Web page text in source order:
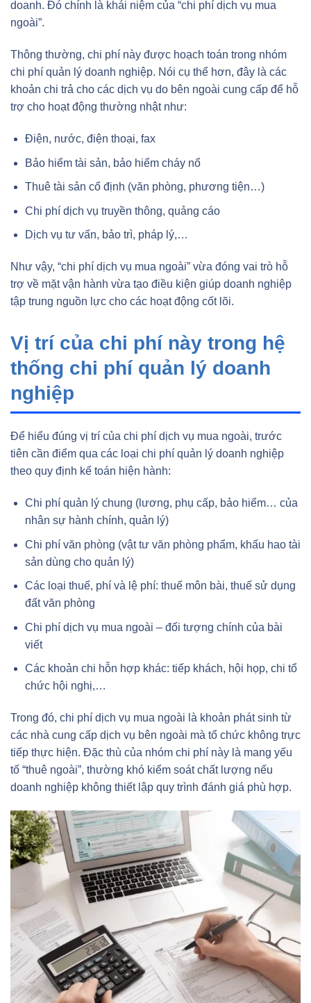
doanh. Đó chính là khái niệm của “chi phí dịch vụ mua
ngoài”.
Thông thường, chi phí này được hoạch toán trong nhóm
chi phí quản lý doanh nghiệp. Nói cụ thể hơn, đây là các
khoản chi trả cho các dịch vụ do bên ngoài cung cấp để hỗ
trợ cho hoạt động thường nhật như:
Điện, nước, điện thoại, fax
Bảo hiểm tài sản, bảo hiểm cháy nổ
Thuê tài sản cố định (văn phòng, phương tiện…)
Chi phí dịch vụ truyền thông, quảng cáo
Dịch vụ tư vấn, bảo trì, pháp lý,…
Như vậy, “chi phí dịch vụ mua ngoài” vừa đóng vai trò hỗ
trợ về mặt vận hành vừa tạo điều kiện giúp doanh nghiệp
tập trung nguồn lực cho các hoạt động cốt lõi.
Vị trí của chi phí này trong hệ
thống chi phí quản lý doanh
nghiệp
Để hiểu đúng vị trí của chi phí dịch vụ mua ngoài, trước
tiên cần điểm qua các loại chi phí quản lý doanh nghiệp
theo quy định kế toán hiện hành:
Chi phí quản lý chung (lương, phụ cấp, bảo hiểm… của
nhân sự hành chính, quản lý)
Chi phí văn phòng (vật tư văn phòng phẩm, khấu hao tài
sản dùng cho quản lý)
Các loại thuế, phí và lệ phí: thuế môn bài, thuế sử dụng
đất văn phòng
Chi phí dịch vụ mua ngoài – đối tượng chính của bài
viết
Các khoản chi hỗn hợp khác: tiếp khách, hội họp, chi tổ
chức hội nghị,…
Trong đó, chi phí dịch vụ mua ngoài là khoản phát sinh từ
các nhà cung cấp dịch vụ bên ngoài mà tổ chức không trực
tiếp thực hiện. Đặc thù của nhóm chi phí này là mang yếu
tố “thuê ngoài”, thường khó kiểm soát chất lượng nếu
doanh nghiệp không thiết lập quy trình đánh giá phù hợp.